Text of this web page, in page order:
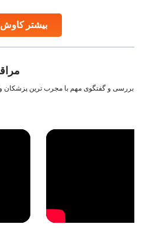
بیشتر کاوش
بررسی و گفتگوی مهم با مجرب ترین پزشکان